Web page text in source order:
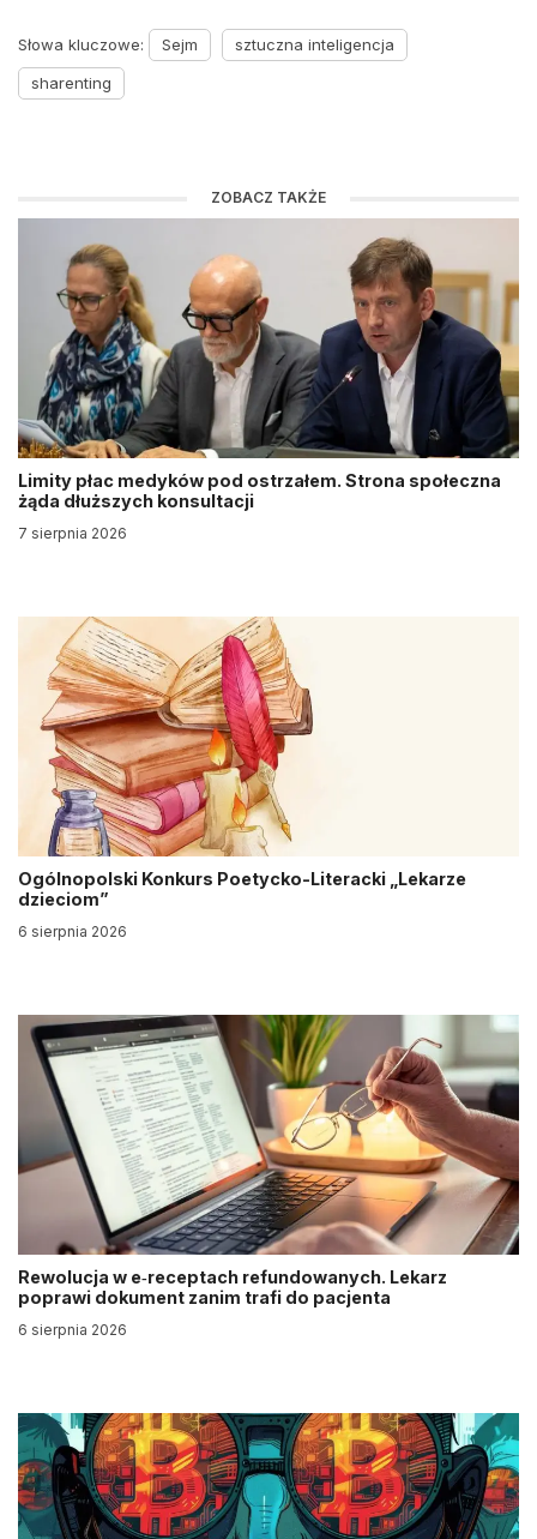
Słowa kluczowe: Sejm
sztuczna inteligencja
sharenting
ZOBACZ TAKŻE
Limity płac medyków pod ostrzałem. Strona społeczna
żąda dłuższych konsultacji
7 sierpnia 2026
Ogólnopolski Konkurs Poetycko-Literacki „Lekarze
dzieciom”
6 sierpnia 2026
Rewolucja w e‑receptach refundowanych. Lekarz
poprawi dokument zanim trafi do pacjenta
6 sierpnia 2026